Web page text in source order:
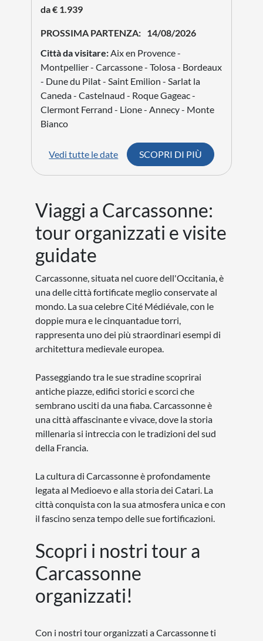
da € 1.939
PROSSIMA PARTENZA: 14/08/2026
Città da visitare:Aix en Provence -
Montpellier - Carcassone - Tolosa - Bordeaux
- Dune du Pilat - Saint Emilion - Sarlat la
Caneda - Castelnaud - Roque Gageac -
Clermont Ferrand - Lione - Annecy - Monte
Bianco
Vedi tutte le date SCOPRI DI PIÙ
Viaggi a Carcassonne:
tour organizzati e visite
guidate
Carcassonne, situata nel cuore dell'Occitania, è
una delle città fortificate meglio conservate al
mondo. La sua celebre Cité Médiévale, con le
doppie mura e le cinquantadue torri,
rappresenta uno dei più straordinari esempi di
architettura medievale europea.
Passeggiando tra le sue stradine scoprirai
antiche piazze, edifici storici e scorci che
sembrano usciti da una fiaba. Carcassonne è
una città affascinante e vivace, dove la storia
millenaria si intreccia con le tradizioni del sud
della Francia.
La cultura di Carcassonne è profondamente
legata al Medioevo e alla storia dei Catari. La
città conquista con la sua atmosfera unica e con
il fascino senza tempo delle sue fortificazioni.
Scopri i nostri tour a
Carcassonne
organizzati!
Con i nostri tour organizzati a Carcassonne ti